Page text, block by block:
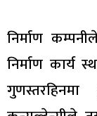
निर्माण
निर्माण कार्य